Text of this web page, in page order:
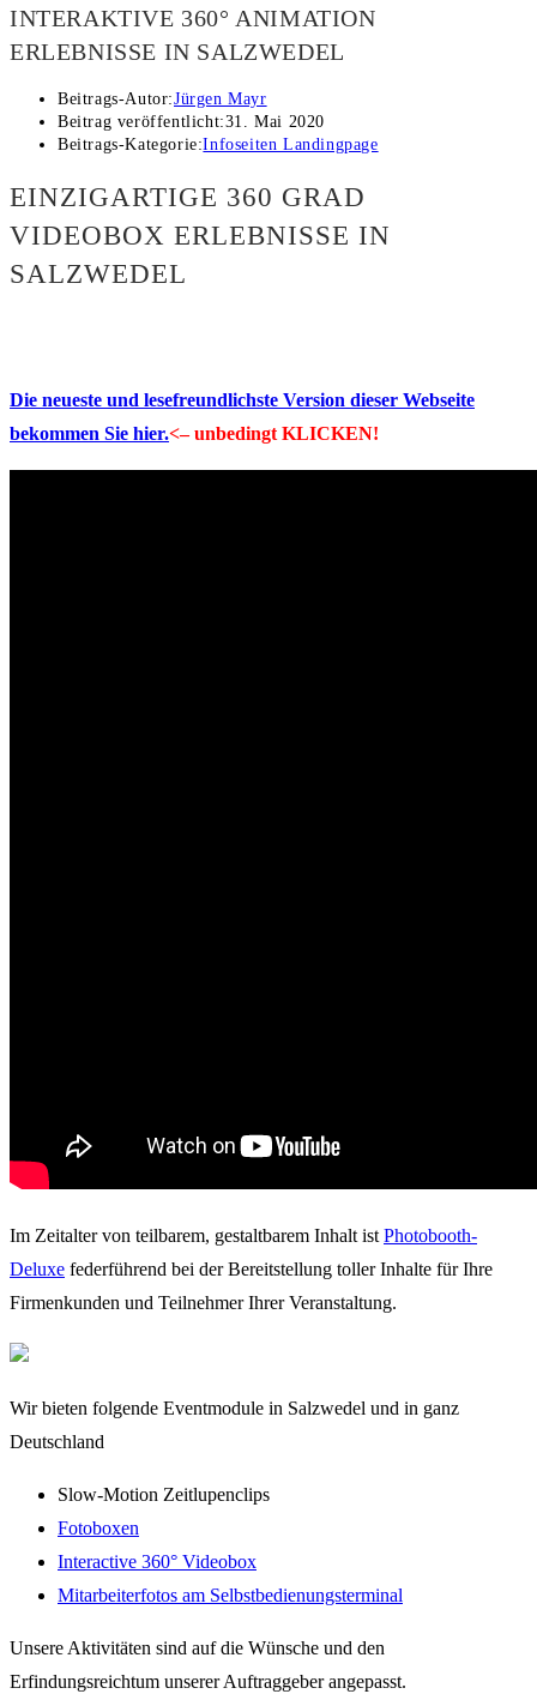
INTERAKTIVE 360° ANIMATION
ERLEBNISSE IN SALZWEDEL
Beitrags-Autor:Jürgen Mayr
Beitrag veröffentlicht:31. Mai 2020
Beitrags-Kategorie:Infoseiten Landingpage
EINZIGARTIGE 360 GRAD
VIDEOBOX ERLEBNISSE IN
SALZWEDEL
Die neueste und lesefreundlichste Version dieser Webseite
bekommen Sie hier.<– unbedingt KLICKEN!
Im Zeitalter von teilbarem, gestaltbarem Inhalt ist Photobooth-
Deluxe federführend bei der Bereitstellung toller Inhalte für Ihre
Firmenkunden und Teilnehmer Ihrer Veranstaltung.
Wir bieten folgende Eventmodule in Salzwedel und in ganz
Deutschland
Slow-Motion Zeitlupenclips
Fotoboxen
Interactive 360° Videobox
Mitarbeiterfotos am Selbstbedienungsterminal
Unsere Aktivitäten sind auf die Wünsche und den
Erfindungsreichtum unserer Auftraggeber angepasst.